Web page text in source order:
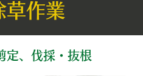
草作業
定、伐採・抜根